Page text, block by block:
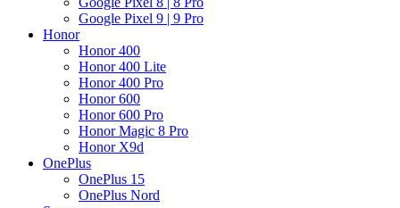
Google Pixel 9 | 9 Pro
Honor
Honor 400
Honor 400 Lite
Honor 400 Pro
Honor 600
Honor 600 Pro
Honor Magic 8 Pro
Honor X9d
OnePlus
OnePlus 15
OnePlus Nord